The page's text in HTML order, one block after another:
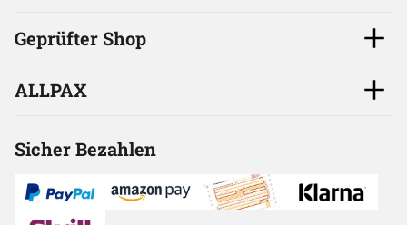
Geprüfter Shop
ALLPAX
Sicher Bezahlen